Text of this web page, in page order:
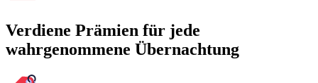
Verdiene Prämien für jede
wahrgenommene Übernachtung